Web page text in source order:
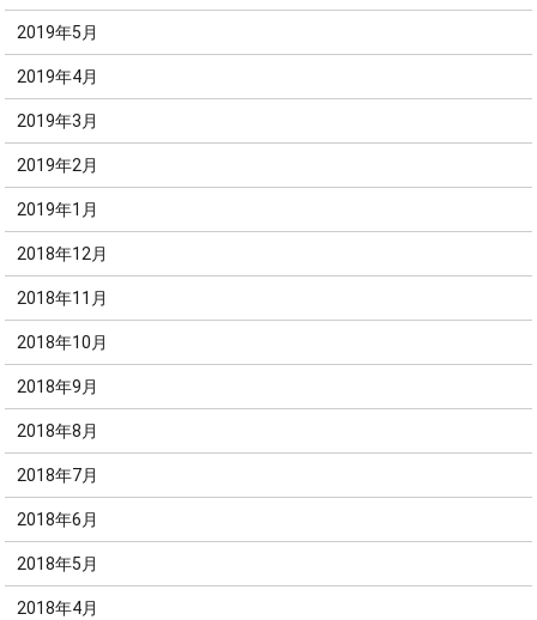
2019年5月
2019年4月
2019年3月
2019年2月
2019年1月
2018年12月
2018年11月
2018年10月
2018年9月
2018年8月
2018年7月
2018年6月
2018年5月
2018年4月